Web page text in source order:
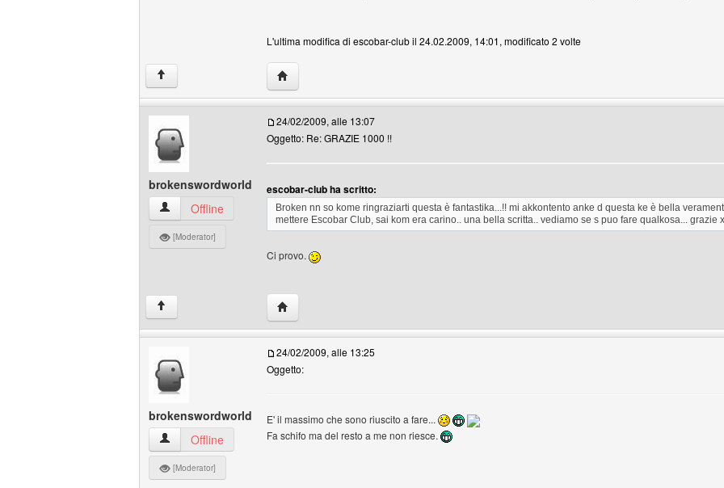
L'ultima modifica di escobar-club il 24.02.2009, 14:01, modificato 2 volte
↑ HomePage: escobar-club
brokenswordworld
brokenswordworld Profilo
Offline
[Moderator]
24/02/2009, alle 13:07
Oggetto: Re: GRAZIE 1000 !!
escobar-club ha scritto:
Broken nn so kome ringraziarti questa è fantastika...!! mi akkontento anke d questa ke è bella
mettere Escobar Club, sai kom era carino.. una bella scritta.. vediamo se s puo fare qualkosa... grazie
Ci provo.
↑ HomePage: brokenswordworld
brokenswordworld
brokenswordworld Profilo
Offline
[Moderator]
24/02/2009, alle 13:25
Oggetto:
E' il massimo che sono riuscito a fare...
Fa schifo ma del resto a me non riesce.